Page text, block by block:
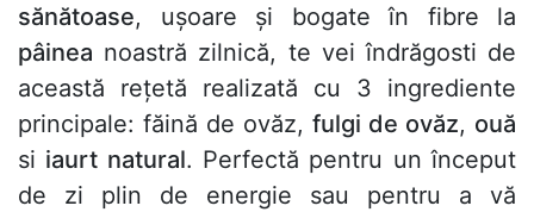
sănătoase, ușoare și bogate în fibre la
pâinea noastră zilnică, te vei îndrăgosti de
această rețetă realizată cu 3 ingrediente
principale: făină de ovăz, fulgi de ovăz, ouă
si iaurt natural. Perfectă pentru un început
de zi plin de energie sau pentru a vă